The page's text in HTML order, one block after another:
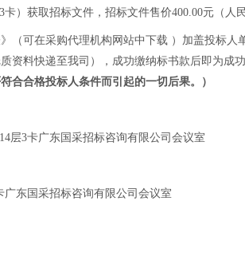
）获取招标文件，招标文件售价400.00元（人
（可在采购代理机构网站中下载 ）加盖投标人
质资料快递至我司），成功缴纳标书款后即为成
合合格投标人条件而引起的一切后果。 ）
层3卡广东国采招标咨询有限公司会议室
广东国采招标咨询有限公司会议室